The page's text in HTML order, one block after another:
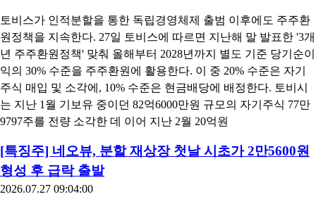
토비스가 인적분할을 통한 독립경영체제 출범 이후에도 주주환
원정책을 지속한다. 27일 토비스에 따르면 지난해 말 발표한 '3개
년 주주환원정책' 맞춰 올해부터 2028년까지 별도 기준 당기순이
익의 30% 수준을 주주환원에 활용한다. 이 중 20% 수준은 자기
주식 매입 및 소각에, 10% 수준은 현금배당에 배정한다. 토비시
는 지난 1월 기보유 중이던 82억6000만원 규모의 자기주식 77만
9797주를 전량 소각한 데 이어 지난 2월 20억원
[특징주] 네오뷰, 분할 재상장 첫날 시초가 2만5600원
형성 후 급락 출발
2026.07.27 09:04:00